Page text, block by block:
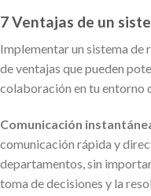
7 Ventajas de un
Implementar un sistema de
de ventajas que pueden
colaboración en tu entorno
Comunicación
comunicación rápida y
departamentos, sin
toma de decisiones y la